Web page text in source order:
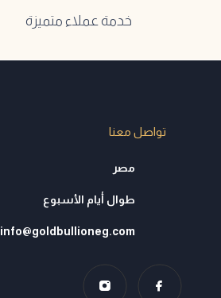
خدمة عملاء متميزة
تواصل معنا
مصر
طوال أيام الأسبوع
info@goldbullioneg.com